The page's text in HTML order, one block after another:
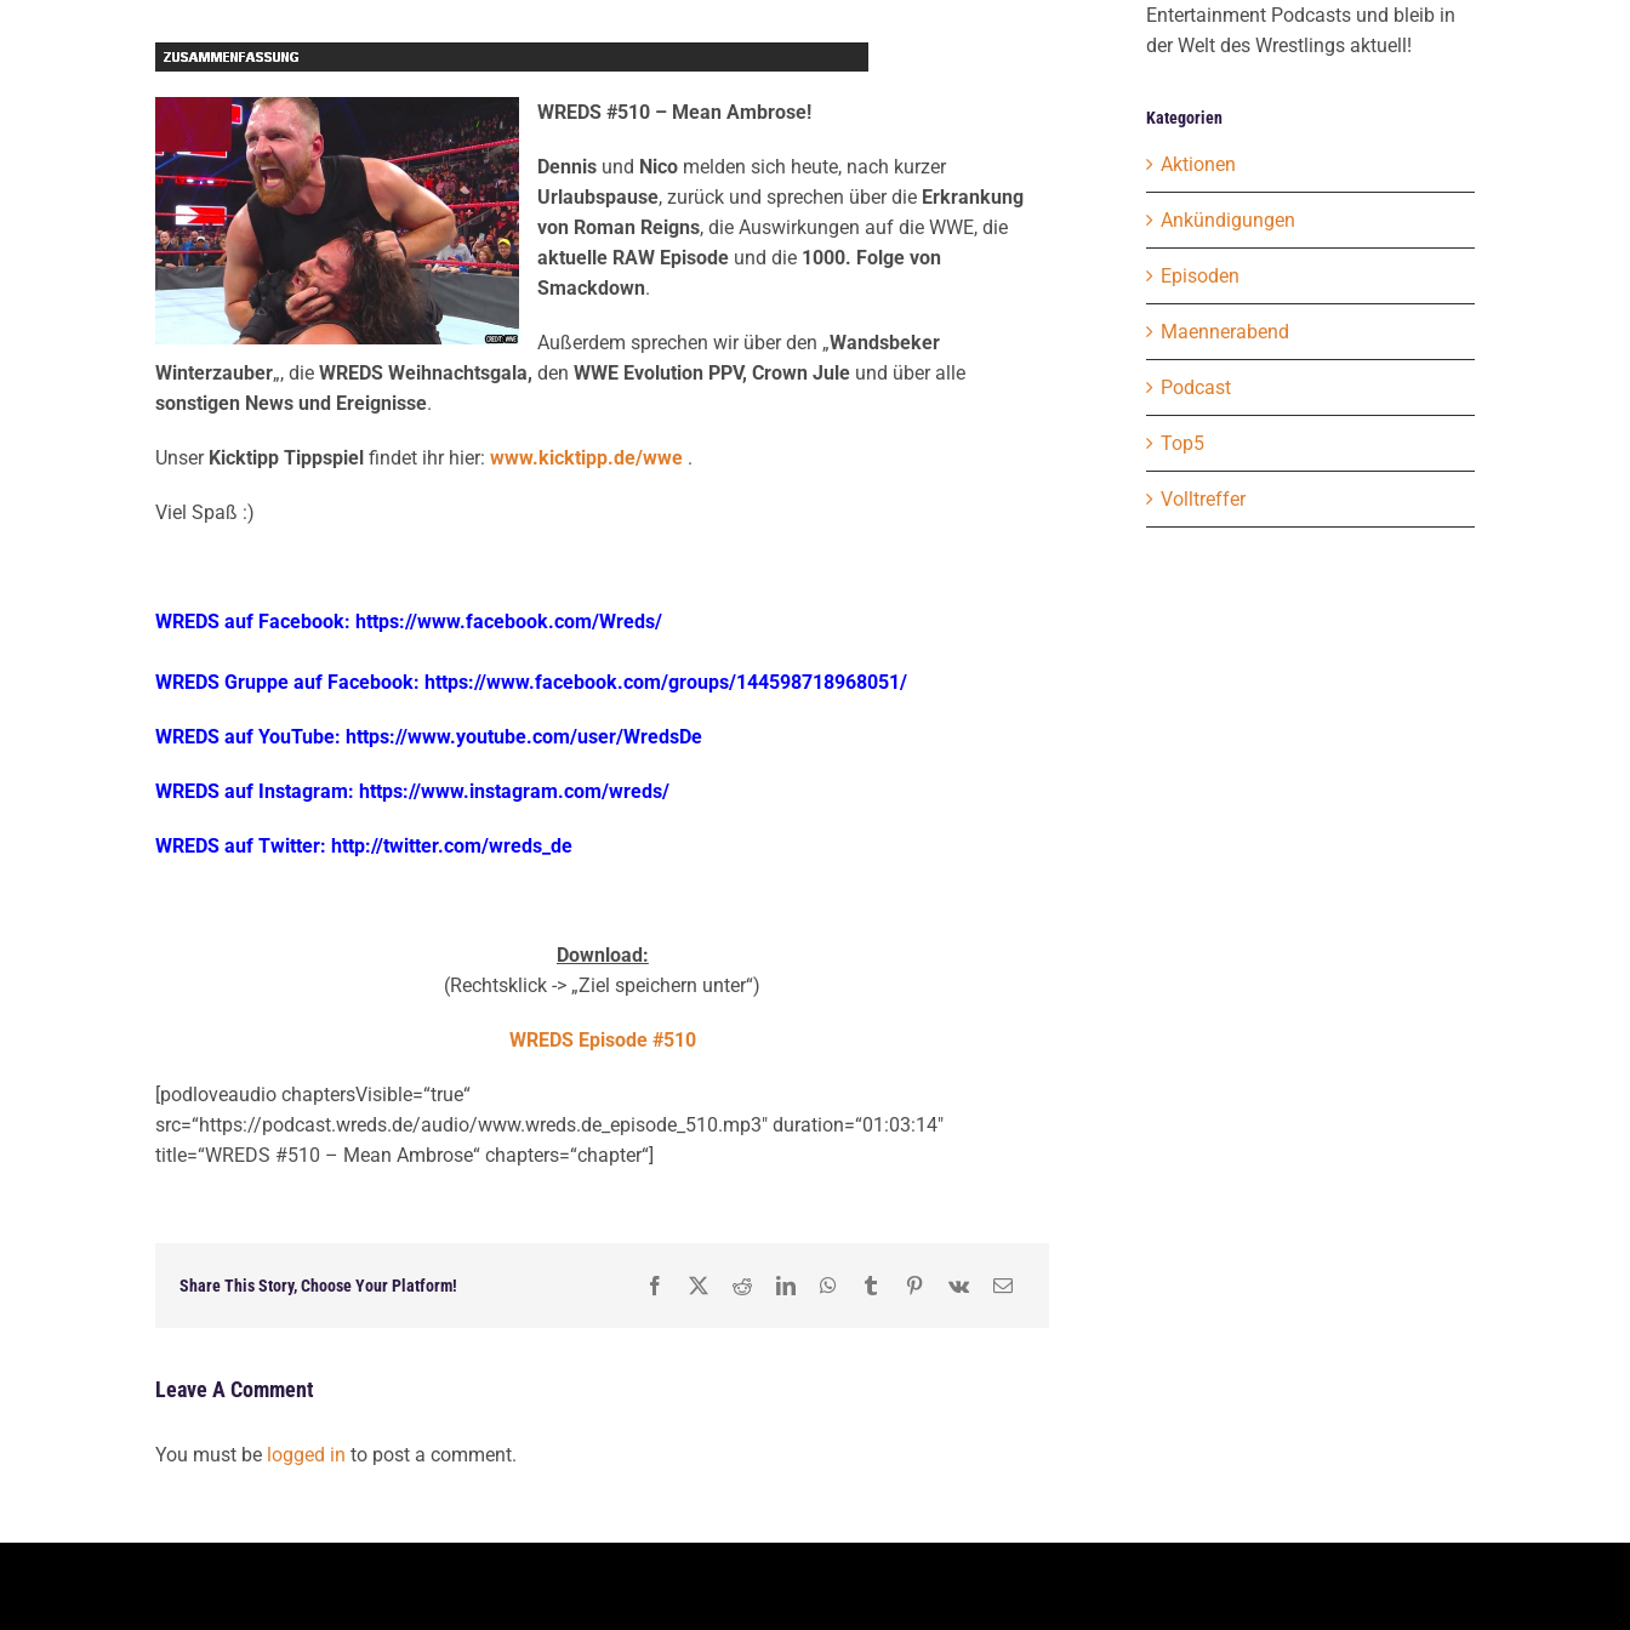
WREDS #510 – Mean Ambrose!
Dennis und Nico melden sich heute, nach kurzer
Urlaubspause, zurück und sprechen über die Erkrankung
von Roman Reigns, die Auswirkungen auf die WWE, die
aktuelle RAW Episode und die 1000. Folge von
Smackdown.
Außerdem sprechen wir über den „Wandsbeker
Winterzauber„, die WREDS Weihnachtsgala, denWWE Evolution PPV, Crown Jule und über alle
sonstigen News und Ereignisse.
Unser Kicktipp Tippspiel findet ihr hier:www.kicktipp.de/wwe .
Viel Spaß :)
WREDS auf Facebook: https://www.facebook.com/Wreds/
WREDS Gruppe auf Facebook: https://www.facebook.com/groups/144598718968051/
WREDS auf YouTube: https://www.youtube.com/user/WredsDe
WREDS auf Instagram: https://www.instagram.com/wreds/
WREDS auf Twitter: http://twitter.com/wreds_de
Download:
(Rechtsklick -> „Ziel speichern unter“)
WREDS Episode #510
[podloveaudio chaptersVisible=“true“
src=“https://podcast.wreds.de/audio/www.wreds.de_episode_510.mp3″ duration=“01:03:14″
title=“WREDS #510 – Mean Ambrose“ chapters=“chapter“]
Share This Story, Choose Your Platform!
Leave A Comment
You must be logged in to post a comment.
Entertainment Podcasts und bleib in
der Welt des Wrestlings aktuell!
Kategorien
Aktionen
Ankündigungen
Episoden
Maennerabend
Podcast
Top5
Volltreffer